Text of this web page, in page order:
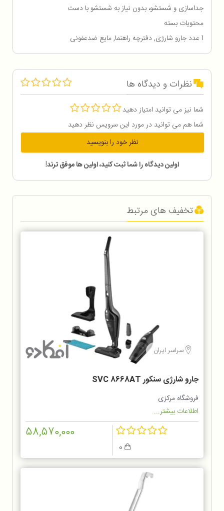
جداسازی و شستشو، بدون نیاز به شستشو با دست
محتویات بسته
1 عدد جارو شارژی, دفترچه راهنما, مایع ضدعفونی
نظرات و دیدگاه ها
شما نیز می توانید امتیاز دهید
شما هم می توانید در مورد این سرویس نظر دهید
نظر خود را بنویسید
اولین دیدگاه را شما ثبت کنید، اولین ها موفق ترند!
تخفیف های مرتبط
سراسر ایران
جارو شارژی سنکور SVC 8668AT
فروشگاه مرکزی
اطلاعات بیشتر...
58,570,000